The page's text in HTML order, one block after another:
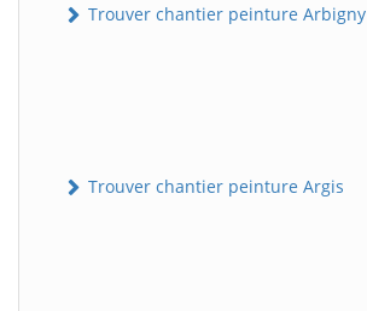
Trouver chantier peinture Arbigny
Trouver chantier peinture Argis